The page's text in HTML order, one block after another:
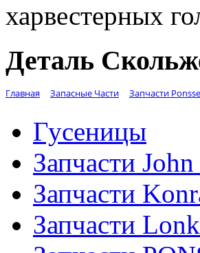
харвестерных
Деталь
Главная Запасные Части Запчасти Ponsse
Гусеницы
Запчасти
Запчасти
Запчасти